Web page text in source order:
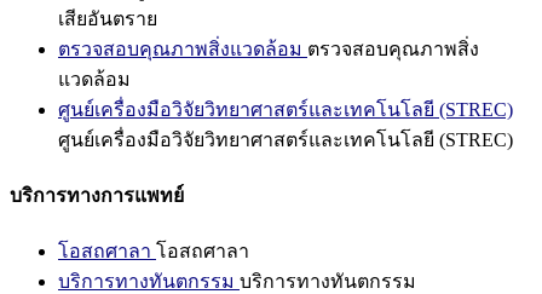
เสียอันตราย
ตรวจสอบคุณภาพสิ่งแวดล้อม ตรวจสอบคุณภาพสิ่ง
แวดล้อม
ศูนย์เครื่องมือวิจัยวิทยาศาสตร์และเทคโนโลยี (STREC)
ศูนย์เครื่องมือวิจัยวิทยาศาสตร์และเทคโนโลยี (STREC)
บริการทางการแพทย์
โอสถศาลา โอสถศาลา
บริการทางทันตกรรม บริการทางทันตกรรม